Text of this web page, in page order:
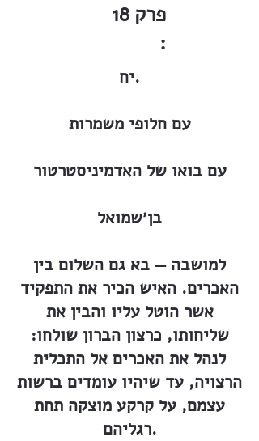
18 פרק
:
יח.
עם חלופי משמרות
עם בואו של האדמיניסטרטור
בן׳שמואל
למושבה — בא גם השלום בין
האכרים. האיש הכיר את התפקיד
אשר הוטל עליו והבין את
שליחותו, כרצון הברון שולחו:
לנהל את האכרים אל התכלית
הרצויה, עד שיהיו עומדים ברשות
עצמם, על קרקע מוצקה תחת
רגליהם.